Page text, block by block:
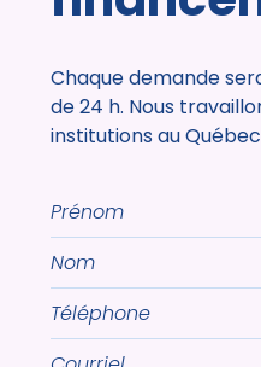
Chaque demande
de 24 h. Nous
institutions au
Prénom
Nom
Téléphone
Courriel